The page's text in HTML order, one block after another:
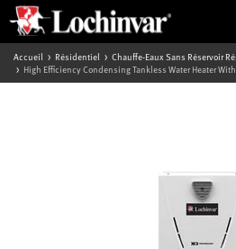
Accueil Résidentiel
Chauffe-Eaux Sans Réservoir
High Efficiency Condensing Tankless Water Heater